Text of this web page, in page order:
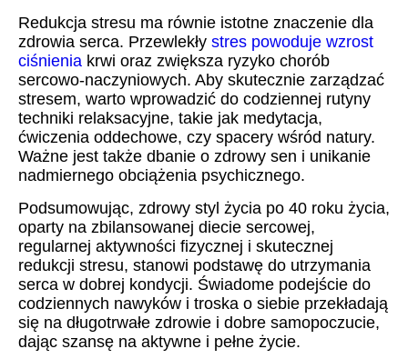
Redukcja stresu ma równie istotne znaczenie dla
zdrowia serca. Przewlekły stres powoduje wzrost
ciśnienia krwi oraz zwiększa ryzyko chorób
sercowo-naczyniowych. Aby skutecznie zarządzać
stresem, warto wprowadzić do codziennej rutyny
techniki relaksacyjne, takie jak medytacja,
ćwiczenia oddechowe, czy spacery wśród natury.
Ważne jest także dbanie o zdrowy sen i unikanie
nadmiernego obciążenia psychicznego.
Podsumowując, zdrowy styl życia po 40 roku życia,
oparty na zbilansowanej diecie sercowej,
regularnej aktywności fizycznej i skutecznej
redukcji stresu, stanowi podstawę do utrzymania
serca w dobrej kondycji. Świadome podejście do
codziennych nawyków i troska o siebie przekładają
się na długotrwałe zdrowie i dobre samopoczucie,
dając szansę na aktywne i pełne życie.